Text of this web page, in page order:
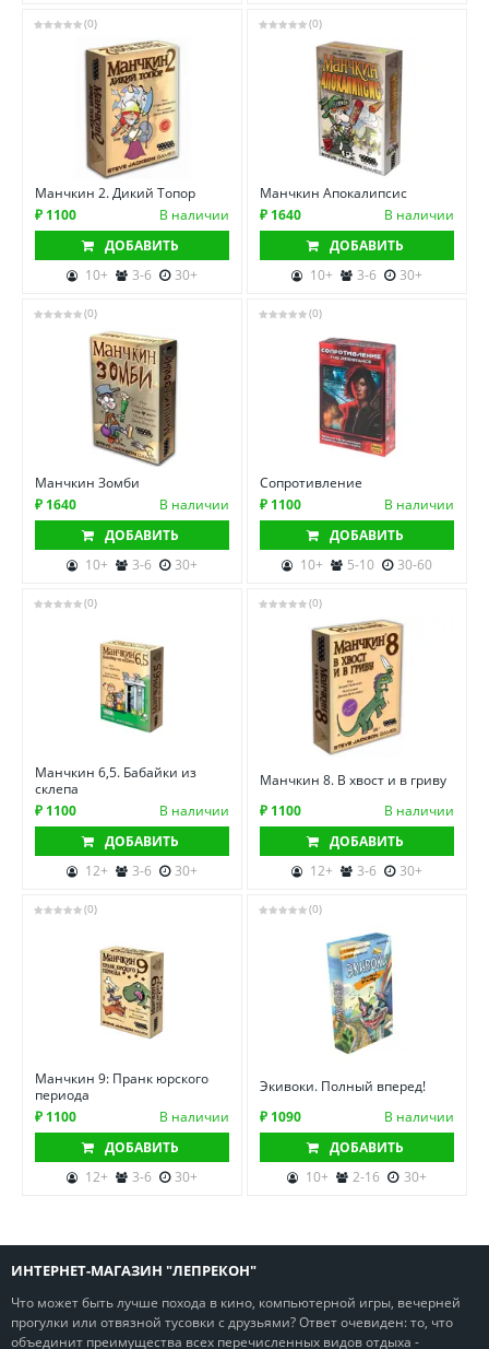
(0)
Манчкин 2. Дикий Топор
₽ 1100
В наличии
ДОБАВИТЬ
10+
3-6 30+
(0)
Манчкин Апокалипсис
₽ 1640
В наличии
ДОБАВИТЬ
10+
3-6 30+
(0)
Манчкин Зомби
₽ 1640
В наличии
ДОБАВИТЬ
10+
3-6 30+
(0)
Сопротивление
₽ 1100
В наличии
ДОБАВИТЬ
10+
5-10 30-60
(0)
Манчкин 6,5. Бабайки из
склепа
₽ 1100
В наличии
ДОБАВИТЬ
12+
3-6 30+
(0)
Манчкин 8. В хвост и в гриву
₽ 1100
В наличии
ДОБАВИТЬ
12+
3-6 30+
(0)
Манчкин 9: Пранк юрского
периода
₽ 1100
В наличии
ДОБАВИТЬ
12+
3-6 30+
(0)
Экивоки. Полный вперед!
₽ 1090
В наличии
ДОБАВИТЬ
10+
2-16 30+
ИНТЕРНЕТ-МАГАЗИН "ЛЕПРЕКОН"
Что может быть лучше похода в кино, компьютерной игры, вечерней
прогулки или отвязной тусовки с друзьями? Ответ очевиден: то, что
объединит преимущества всех перечисленных видов отдыха -